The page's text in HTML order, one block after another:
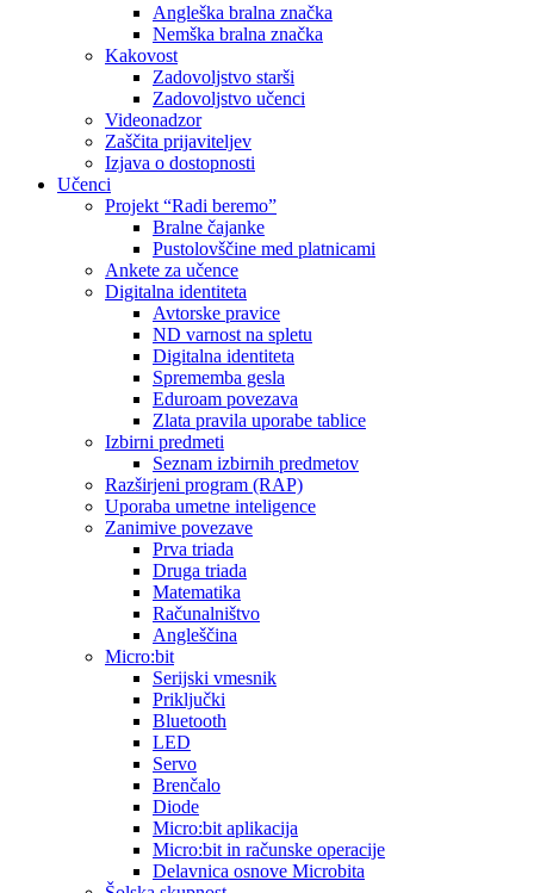
Angleška bralna značka
Nemška bralna značka
Kakovost
Zadovoljstvo starši
Zadovoljstvo učenci
Videonadzor
Zaščita prijaviteljev
Izjava o dostopnosti
Učenci
Projekt “Radi beremo”
Bralne čajanke
Pustolovščine med platnicami
Ankete za učence
Digitalna identiteta
Avtorske pravice
ND varnost na spletu
Digitalna identiteta
Sprememba gesla
Eduroam povezava
Zlata pravila uporabe tablice
Izbirni predmeti
Seznam izbirnih predmetov
Razširjeni program (RAP)
Uporaba umetne inteligence
Zanimive povezave
Prva triada
Druga triada
Matematika
Računalništvo
Angleščina
Micro:bit
Serijski vmesnik
Priključki
Bluetooth
LED
Servo
Brenčalo
Diode
Micro:bit aplikacija
Micro:bit in računske operacije
Delavnica osnove Microbita